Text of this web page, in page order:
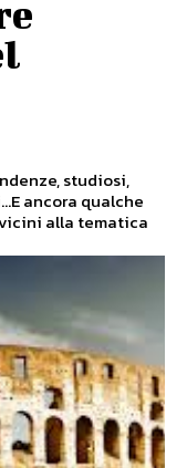
studiosi,
ancora qualche
alla tematica